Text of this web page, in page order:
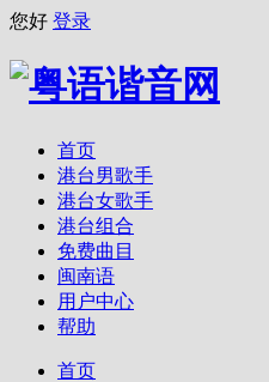
您好 登录
首页
港台男歌手
港台女歌手
港台组合
免费曲目
闽南语
用户中心
帮助
首页